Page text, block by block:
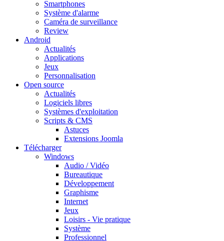
Smartphones
Système d'alarme
Caméra de surveillance
Review
Android
Actualités
Applications
Jeux
Personnalisation
Open source
Actualités
Logiciels libres
Systèmes d'exploitation
Scripts & CMS
Astuces
Extensions Joomla
Télécharger
Windows
Audio / Vidéo
Bureautique
Développement
Graphisme
Internet
Jeux
Loisirs - Vie pratique
Système
Professionnel